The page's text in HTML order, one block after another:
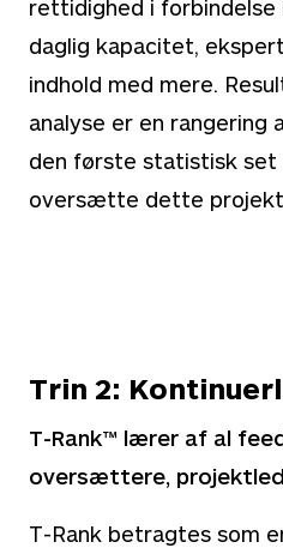
rettidighed i forbindelse
daglig kapacitet,
indhold med mere.
analyse er en
den første statistisk
oversætte dette
Trin 2:
T-Rank™ lærer af al
oversættere,
T-Rank betragtes som